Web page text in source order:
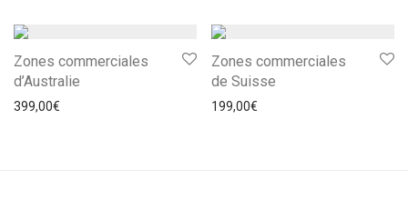
Zones commerciales
d’Australie
399,00€
Zones commerciales
de Suisse
199,00€